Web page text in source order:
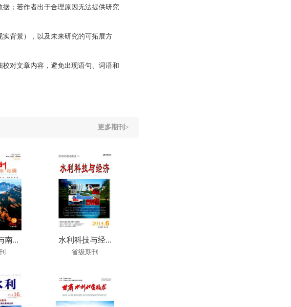
；若作者出于合理原因无法提供研究
背景），以及未来研究的可拓展方
对文章内容，避免出现语句、词语和
更多期刊>
南... 水利科技与经...
省级期刊